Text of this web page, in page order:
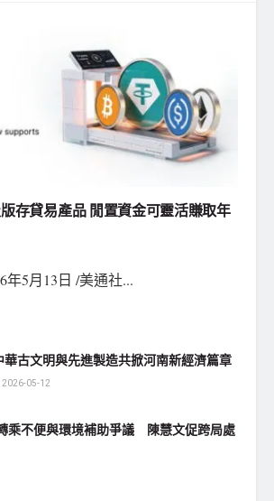
存貸易產品 閒置資金可靈活賺取年
年5月13日 /美通社...
華古文明與先進製造共掀河南新經濟篇章
2026-05-12
乘不便與環境補助爭議 陳慧文促跨局處